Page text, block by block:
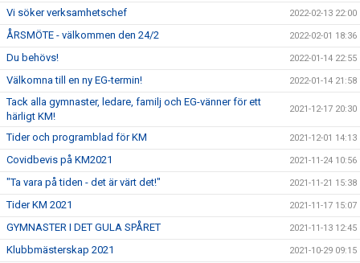
Vi söker verksamhetschef 2022-02-13 22:00
ÅRSMÖTE - välkommen den 24/2 2022-02-01 18:36
Du behövs! 2022-01-14 22:55
Välkomna till en ny EG-termin! 2022-01-14 21:58
Tack alla gymnaster, ledare, familj och EG-vänner för ett
härligt KM!
2021-12-17 20:30
Tider och programblad för KM 2021-12-01 14:13
Covidbevis på KM2021 2021-11-24 10:56
"Ta vara på tiden - det är värt det!" 2021-11-21 15:38
Tider KM 2021 2021-11-17 15:07
GYMNASTER I DET GULA SPÅRET 2021-11-13 12:45
Klubbmästerskap 2021 2021-10-29 09:15